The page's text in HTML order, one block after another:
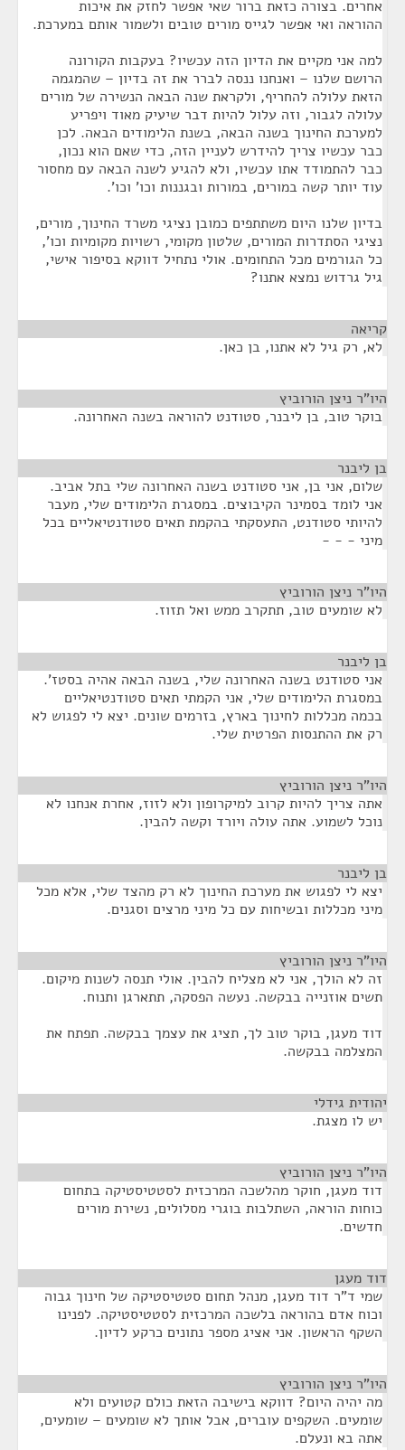
אחרים. בצורה כזאת ברור שאי אפשר לחזק את איכות
ההוראה ואי אפשר לגייס מורים טובים ולשמור אותם במערכת.
למה אני מקיים את הדיון הזה עכשיו? בעקבות הקורונה
הרושם שלנו – ואנחנו ננסה לברר את זה בדיון – שהמגמה
הזאת עלולה להחריף, ולקראת שנה הבאה הנשירה של מורים
עלולה לגבור, וזה עלול להיות דבר שיעיק מאוד ויפריע
למערכת החינוך בשנה הבאה, בשנת הלימודים הבאה. לכן
כבר עכשיו צריך להידרש לעניין הזה, כדי שאם הוא נכון,
כבר להתמודד אתו עכשיו, ולא להגיע לשנה הבאה עם מחסור
עוד יותר קשה במורים, במורות ובגננות וכו' וכו'.
בדיון שלנו היום משתתפים כמובן נציגי משרד החינוך, מורים,
נציגי הסתדרות המורים, שלטון מקומי, רשויות מקומיות וכו',
כל הגורמים מכל התחומים. אולי נתחיל דווקא בסיפור אישי,
גיל גרדוש נמצא אתנו?
קריאה
לא, רק גיל לא אתנו, בן כאן.
היו"ר ניצן הורוביץ
בוקר טוב, בן ליבנר, סטודנט להוראה בשנה האחרונה.
בן ליבנר
שלום, אני בן, אני סטודנט בשנה האחרונה שלי בתל אביב.
אני לומד בסמינר הקיבוצים. במסגרת הלימודים שלי, מעבר
להיותי סטודנט, התעסקתי בהקמת תאים סטודנטיאליים בכל
מיני - - -
היו"ר ניצן הורוביץ
לא שומעים טוב, תתקרב ממש ואל תזוז.
בן ליבנר
אני סטודנט בשנה האחרונה שלי, בשנה הבאה אהיה בסטז'.
במסגרת הלימודים שלי, אני הקמתי תאים סטודנטיאליים
בכמה מכללות לחינוך בארץ, בזרמים שונים. יצא לי לפגוש לא
רק את ההתנסות הפרטית שלי.
היו"ר ניצן הורוביץ
אתה צריך להיות קרוב למיקרופון ולא לזוז, אחרת אנחנו לא
נוכל לשמוע. אתה עולה ויורד וקשה להבין.
בן ליבנר
יצא לי לפגוש את מערכת החינוך לא רק מהצד שלי, אלא מכל
מיני מכללות ובשיחות עם כל מיני מרצים וסגנים.
היו"ר ניצן הורוביץ
זה לא הולך, אני לא מצליח להבין. אולי תנסה לשנות מיקום.
תשים אוזנייה בבקשה. נעשה הפסקה, תתארגן ותנוח.
דוד מעגן, בוקר טוב לך, תציג את עצמך בבקשה. תפתח את
המצלמה בבקשה.
יהודית גידלי
יש לו מצגת.
היו"ר ניצן הורוביץ
דוד מעגן, חוקר מהלשכה המרכזית לסטטיסטיקה בתחום
כוחות הוראה, השתלבות בוגרי מסלולים, נשירת מורים
חדשים.
דוד מעגן
שמי ד"ר דוד מעגן, מנהל תחום סטטיסטיקה של חינוך גבוה
וכוח אדם בהוראה בלשכה המרכזית לסטטיסטיקה. לפנינו
השקף הראשון. אני אציג מספר נתונים כרקע לדיון.
היו"ר ניצן הורוביץ
מה יהיה היום? דווקא בישיבה הזאת כולם קטועים ולא
שומעים. השקפים עוברים, אבל אותך לא שומעים – שומעים,
אתה בא ונעלם.